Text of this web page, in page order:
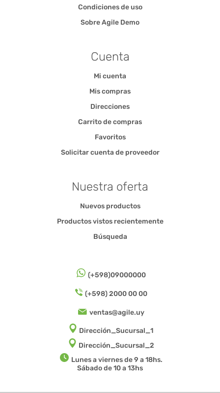
Condiciones de uso
Sobre Agile Demo
Cuenta
Mi cuenta
Mis compras
Direcciones
Carrito de compras
Favoritos
Solicitar cuenta de proveedor
Nuestra oferta
Nuevos productos
Productos vistos recientemente
Búsqueda
(+598)09000000
(+598) 2000 00 00
ventas@agile.uy
Dirección_Sucursal_1
Dirección_Sucursal_2
Lunes a viernes de 9 a 18hs.
Sábado de 10 a 13hs